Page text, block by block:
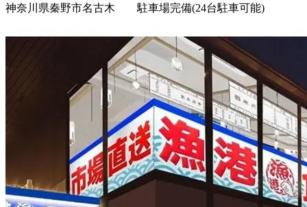
神奈川県秦野市名古木 駐車場完備(24台駐車可能)